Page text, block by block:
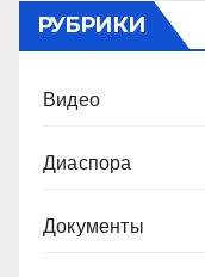
РУБРИКИ
Видео
Диаспора
Документы